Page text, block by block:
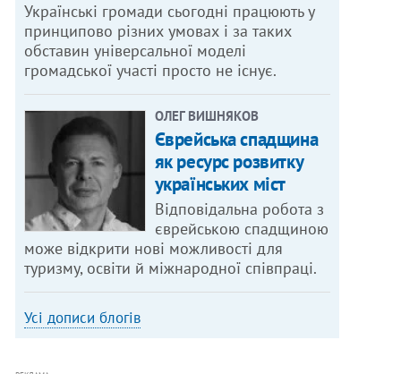
Українські громади сьогодні працюють у
принципово різних умовах і за таких
обставин універсальної моделі
громадської участі просто не існує.
ОЛЕГ ВИШНЯКОВ
Єврейська спадщина
як ресурс розвитку
українських міст
Відповідальна робота з
єврейською спадщиною
може відкрити нові можливості для
туризму, освіти й міжнародної співпраці.
Усі дописи блогів